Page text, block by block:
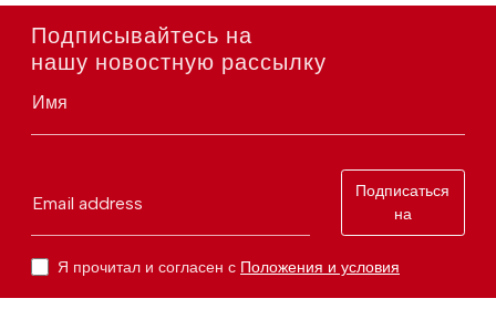
Подписывайтесь на
нашу новостную рассылку
Имя
Email address
Подписаться
на
Я прочитал и согласен с Положения и условия